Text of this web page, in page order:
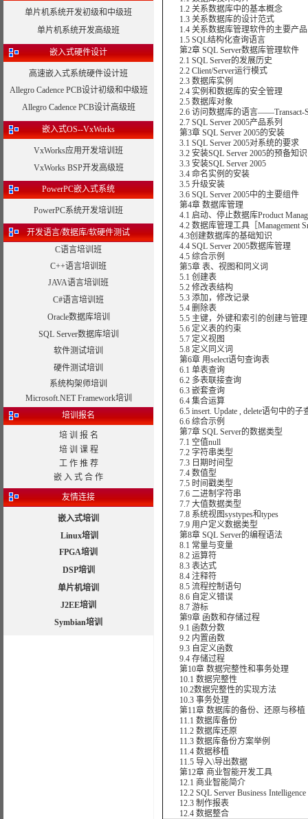
单片机系统开发初级和中级班
单片机系统开发高级班
嵌入式硬件设计
高速嵌入式系统硬件设计班
Allegro Cadence PCB设计初级和中级班
Allegro Cadence PCB设计高级班
嵌入式OS--VxWorks
VxWorks应用开发培训班
VxWorks BSP开发高级班
PowerPC嵌入式系统
PowerPC系统开发培训班
开发语言/数据库/软硬件测试
C语言培训班
C++语言培训班
JAVA语言培训班
C#语言培训班
Oracle数据库培训
SQL Server数据库培训
软件测试培训
硬件测试培训
系统构架师培训
Microsoft.NET Framework培训
培训报名
培 训 报 名
培 训 课 程
工 作 推 荐
嵌 入 式 合 作
友情连接
嵌入式培训
Linux培训
FPGA培训
DSP培训
单片机培训
J2EE培训
Symbian培训
1.2 关系数据库中的基本概念
1.3 关系数据库的设计范式
1.4 关系数据库管理软件的主要产品
1.5 SQL结构化查询语言
第2章 SQL Server数据库管理软件
2.1 SQL Server的发展历史
2.2 Client/Server运行模式
2.3 数据库实例
2.4 实例和数据库的安全管理
2.5 数据库对象
2.6 访问数据库的语言——Transact-
2.7 SQL Server 2005产品系列
第3章 SQL Server 2005的安装
3.1 SQL Server 2005对系统的要求
3.2 安装SQL Server 2005的预备知识
3.3 安装SQL Server 2005
3.4 命名实例的安装
3.5 升级安装
3.6 SQL Server 2005中的主要组件
第4章 数据库管理
4.1 启动、停止数据库Product
4.2 数据库管理工具［Management
4.3创建数据库的基础知识
4.4 SQL Server 2005数据库管理
4.5 综合示例
第5章 表、视图和同义词
5.1 创建表
5.2 修改表结构
5.3 添加，修改记录
5.4 删除表
5.5 主键，外键和索引的创建与管理
5.6 定义表的约束
5.7 定义视图
5.8 定义同义词
第6章 用select语句查询表
6.1 单表查询
6.2 多表联接查询
6.3 嵌套查询
6.4 集合运算
6.5 insert. Update , delete语句中的子
6.6 综合示例
第7章 SQL Server的数据类型
7.1 空值null
7.2 字符串类型
7.3 日期时间型
7.4 数值型
7.5 时间戳类型
7.6 二进制字符串
7.7 大值数据类型
7.8 系统视图systypes和types
7.9 用户定义数据类型
第8章 SQL Server的编程语法
8.1 常量与变量
8.2 运算符
8.3 表达式
8.4 注释符
8.5 流程控制语句
8.6 自定义错误
8.7 游标
第9章 函数和存储过程
9.1 函数分数
9.2 内置函数
9.3 自定义函数
9.4 存储过程
第10章 数据完整性和事务处理
10.1 数据完整性
10.2数据完整性的实现方法
10.3 事务处理
第11章 数据库的备份、还原与移植
11.1 数据库备份
11.2 数据库还原
11.3 数据库备份方案举例
11.4 数据移植
11.5 导入\导出数据
第12章 商业智能开发工具
12.1 商业智能简介
12.2 SQL Server Business Intelligence
12.3 制作报表
12.4 数据整合